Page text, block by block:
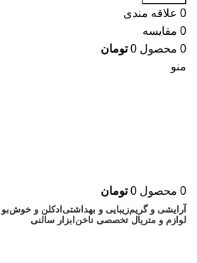
0 علاقه مندی
0 مقایسه
0 محصول 0 تومان
منو
0 محصول 0 تومان
آرایشی و گریمزیبایی و بهداشتی ادکلن و خوش‌بو
لوازم و متریال تخصصی ناخن ابزار سالنی